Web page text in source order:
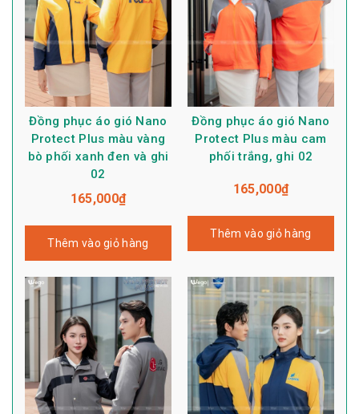
Đồng phục áo gió Nano
Protect Plus màu vàng
bò phối xanh đen và ghi
02
165,000₫
Thêm vào giỏ hàng
Đồng phục áo gió Nano
Protect Plus màu cam
phối trắng, ghi 02
165,000₫
Thêm vào giỏ hàng